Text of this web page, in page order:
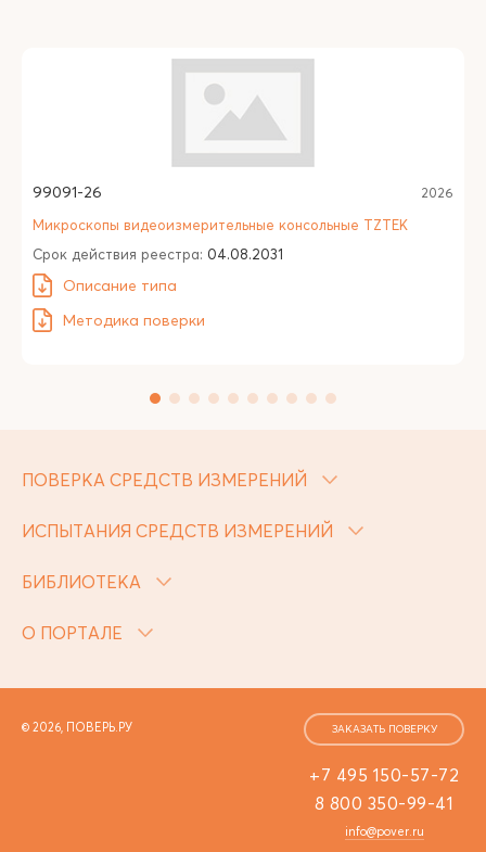
99091-26 2026
Микроскопы видеоизмерительные консольные TZTEK
Срок действия реестра: 04.08.2031
Описание типа
Методика поверки
ПОВЕРКА СРЕДСТВ ИЗМЕРЕНИЙ
ИСПЫТАНИЯ СРЕДСТВ ИЗМЕРЕНИЙ
БИБЛИОТЕКА
О ПОРТАЛЕ
© 2026, ПОВЕРЬ.РУ
+7 495 150-57-72
8 800 350-99-41
info@pover.ru
ЗАКАЗАТЬ ПОВЕРКУ